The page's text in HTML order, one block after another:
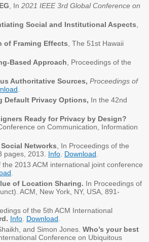
, In 2021 IEEE 3rd Global Conference on
Social and Institutional Aspects
of Framing Effects , The 51st Hawaii
Based Approach , Proceedings of the
Authoritative Sources, Proceedings of
Default Privacy Options, In the 42nd
Ready for Privacy by Design?
on Communication, Information
Networks , In Proceedings of the
pages, 2013. Info Download
the 2013 ACM international joint conference
of Location Sharing. In Proceedings of
ACM, New York, NY, USA, 891-
of the 5th ACM International
Info Download
and Simon Jones. Who’s your best
Conference on Ubiquitous